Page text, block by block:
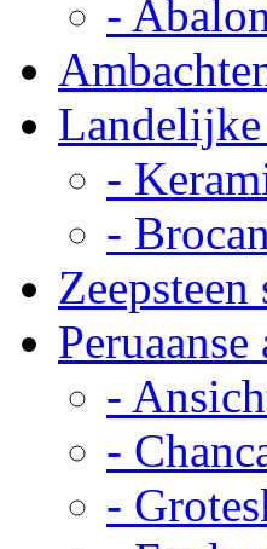
-
-
-
Peruaanse
-
-
-